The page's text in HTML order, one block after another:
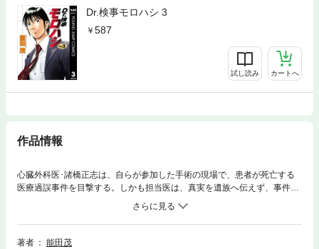
Dr.検事モロハシ 3
587
試し読み カートへ
作品情報
心臓外科医･諸橋正志は、自らが参加した手術の現場で、患者が死亡する
医療過誤事件を目撃する。しかも担当医は、真実を遺族へ伝えず、事件の
隠蔽をはかった。医師としての自分に限界を感じた諸橋は、白衣を脱ぎ捨
て、秋霜烈日のバッチを身につけた! 医師と検事、2つのライセンスを持つ
男の医療の正義を守る戦いが始まる!!
著者
能田茂